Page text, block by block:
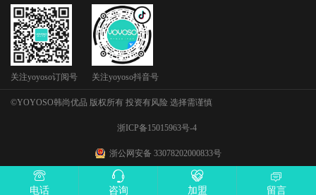
关注yoyoso订阅号 关注yoyoso抖音号
©YOYOSO韩尚优品 版权所有 投资有风险 选择需谨慎
浙ICP备15015963号-4
浙公网安备 33078202000833号
电话 咨询 加盟 留言